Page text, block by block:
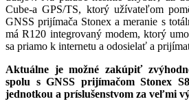
Cube-a GPS/TS, ktorý užívateľom
GNSS prijímača Stonex a meranie s
má R120 integrovaný modem, ktorý
sa priamo k internetu a odosielať a
Aktuálne je možné zakúpiť
spolu s GNSS prijímačom Stonex
jednotkou a príslušenstvom za veľmi